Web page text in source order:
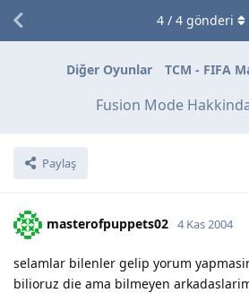
Diğer Oyunlar TCM - FIFA
Fusion Mode
Paylaş
4/ 4gönderi
masterofpuppets02 4 Kas 2004
selamlar bilenler gelip yorum
bilioruz die ama bilmeyen